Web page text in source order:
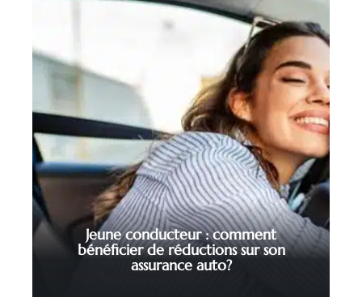
Jeune conducteur : comment
bénéficier de réductions sur son
assurance auto?